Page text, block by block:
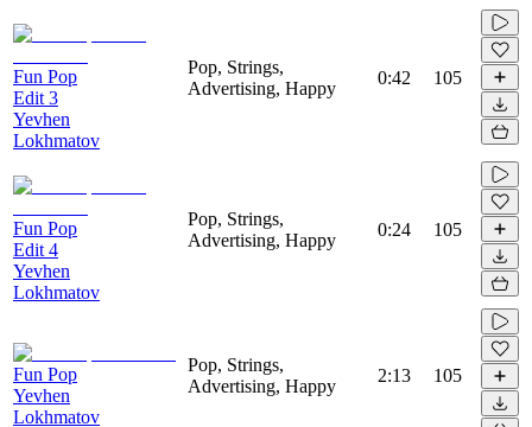
Fun Pop
Edit 3
Yevhen
Lokhmatov
Pop, Strings,
Advertising, Happy
0:42 105
Fun Pop
Edit 4
Yevhen
Lokhmatov
Pop, Strings,
Advertising, Happy
0:24 105
Fun Pop
Yevhen
Lokhmatov
Pop, Strings,
Advertising, Happy
2:13 105